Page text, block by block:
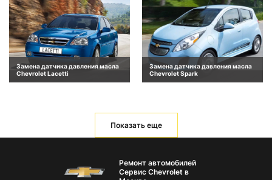
Замена датчика давления масла
Chevrolet Lacetti
Замена датчика давления масла
Chevrolet Spark
Показать еще
Ремонт автомобилей
Сервис Chevrolet в